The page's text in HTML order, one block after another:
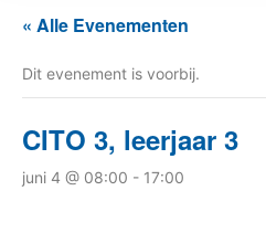
« Alle Evenementen
Dit evenement is voorbij.
CITO 3, leerjaar 3
juni 4 @ 08:00 - 17:00